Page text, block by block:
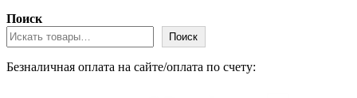
Поиск
Поиск
Безналичная оплата на сайте/оплата по счету: